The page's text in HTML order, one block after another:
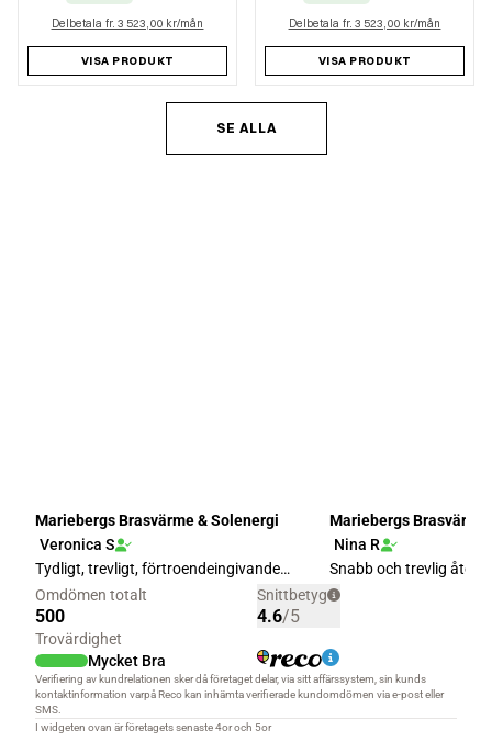
Delbetala fr. 3 523,00 kr/mån
VISA PRODUKT
Delbetala fr. 3 523,00 kr/mån
VISA PRODUKT
SE ALLA